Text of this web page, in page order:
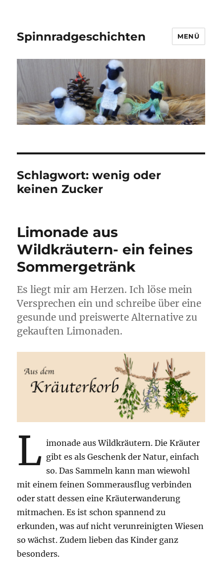
Spinnradgeschichten MENÜ
Schlagwort:wenig oder
keinen Zucker
Limonade aus
Wildkräutern- ein feines
Sommergetränk
Es liegt mir am Herzen. Ich löse mein
Versprechen ein und schreibe über eine
gesunde und preiswerte Alternative zu
gekauften Limonaden.
L imonade aus Wildkräutern. Die Kräuter
gibt es als Geschenk der Natur, einfach
so. Das Sammeln kann man wiewohl
mit einem feinen Sommerausflug verbinden
oder statt dessen eine Kräuterwanderung
mitmachen. Es ist schon spannend zu
erkunden, was auf nicht verunreinigten Wiesen
so wächst. Zudem lieben das Kinder ganz
besonders.